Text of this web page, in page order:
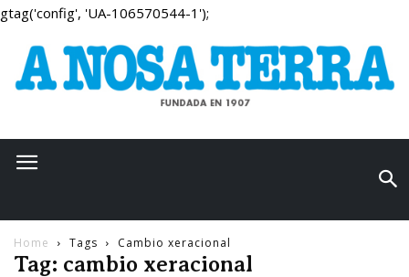
gtag('config', 'UA-106570544-1');
Home Tags Cambio xeracional
Tag: cambio xeracional